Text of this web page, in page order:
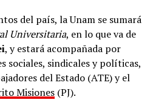
del país, la Unam se sumará
Universitaria, en lo que va de
, y estará acompañada por
sociales, sindicales y políticas,
del Estado (ATE) y el
Misiones(PJ).